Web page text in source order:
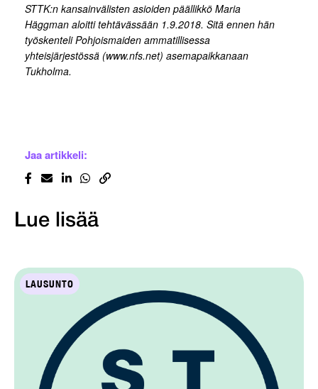
STTK:n kansainvälisten asioiden päällikkö Maria
Häggman aloitti tehtävässään 1.9.2018. Sitä ennen hän
työskenteli Pohjoismaiden ammatillisessa
yhteisjärjestössä (www.nfs.net) asemapaikkanaan
Tukholma.
Jaa artikkeli:
Lue lisää
LAUSUNTO